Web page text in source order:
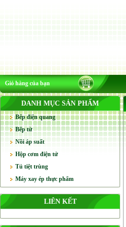
Giỏ hàng của bạn
DANH MỤC SẢN PHẨM
Bếp điện quang
Bếp từ
Nồi áp suất
Hộp cơm điện tử
Tủ tiệt trùng
Máy xay ép thực phẩm
LIÊN KẾT